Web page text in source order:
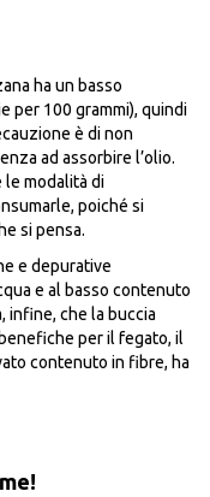
ha un basso
per 100 grammi), quindi
è di non
ad assorbire l’olio.
le modalità di
poiché si
si pensa.
e depurative
e al basso contenuto
infine, che la buccia
per il fegato, il
contenuto in fibre, ha